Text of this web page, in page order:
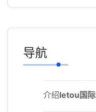
导航
介绍letou国际